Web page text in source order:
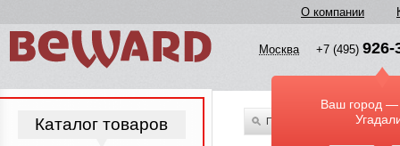
О компании
Москва +7 (495) 926-
Ваш город —
По всему каталогу
Каталог товаров